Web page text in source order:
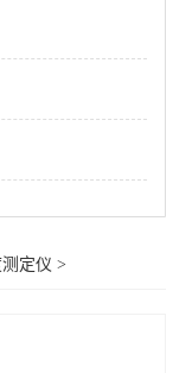
定仪 >